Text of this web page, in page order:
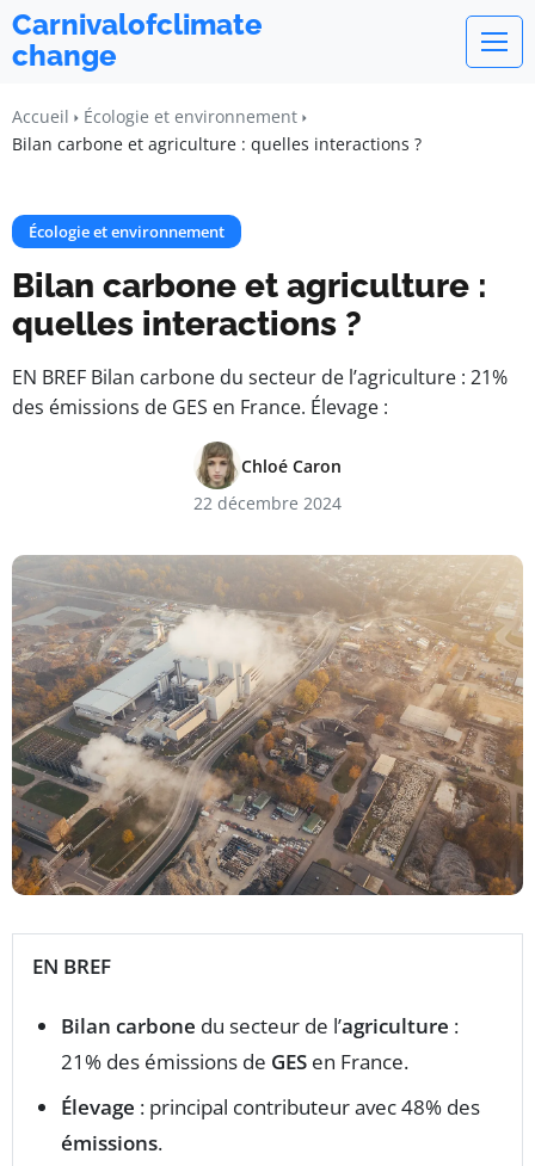
Carnivalofclimate
change
Accueil
Écologie et environnement
Bilan carbone et agriculture : quelles interactions ?
Écologie et environnement
Bilan carbone et agriculture :
quelles interactions ?
EN BREF Bilan carbone du secteur de l’agriculture : 21%
des émissions de GES en France. Élevage :
Chloé Caron
22 décembre 2024
EN BREF
Bilan carbone du secteur de l’agriculture :
21% des émissions de GES en France.
Élevage : principal contributeur avec 48% des
émissions.